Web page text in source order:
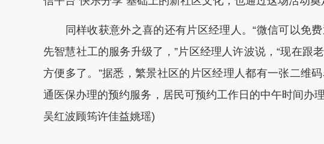
同样收获意外之喜的还有片区经理人。“微信可以免费
先智慧社工的服务升级了，”片区经理人许波说，“现在跟
方便多了。”据悉，繁景社区的片区经理人都有一张二维
通医保办理的预约服务，居民可预约工作日的中午时间办
吴红波顾筠许佳益姚瑶)